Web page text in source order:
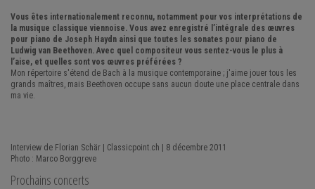
Vous êtes internationalement reconnu, notamment pour vos interprétations de
la musique classique viennoise. Vous avez enregistré l’intégrale des œuvres
pour piano de Joseph Haydn ainsi que toutes les sonates pour piano de
Ludwig van Beethoven. Avec quel compositeur vous sentez-vous le plus à
l’aise, et quelles sont vos œuvres préférées ?
Mon répertoire s'étend de Bach à la musique contemporaine ; j'aime jouer tous les
grands maîtres, mais Beethoven occupe sans aucun doute une place centrale dans
ma vie.
Interview de Florian Schär | Classicpoint.ch | 8 décembre 2011
Photo : Marco Borggreve
Prochains concerts